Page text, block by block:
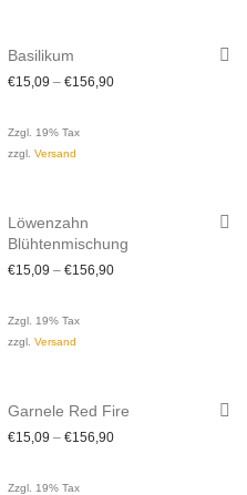
Basilikum
€15,09 – €156,90
Zzgl. 19% Tax
zzgl. Versand
Löwenzahn
Blühtenmischung
€15,09 – €156,90
Zzgl. 19% Tax
zzgl. Versand
Garnele Red Fire
€15,09 – €156,90
Zzgl. 19% Tax